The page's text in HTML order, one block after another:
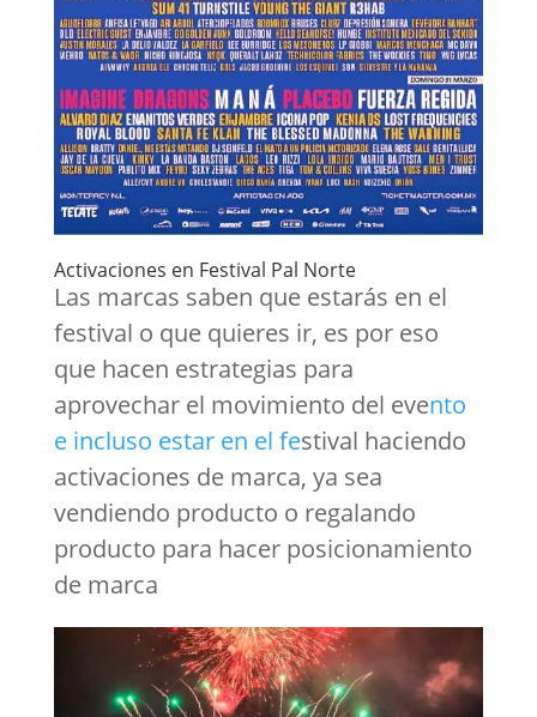
Activaciones en Festival Pal Norte
Las marcas saben que estarás en el
festival o que quieres ir, es por eso
que hacen estrategias para
aprovechar el movimiento del evento
e incluso estar en el festival haciendo
activaciones de marca, ya sea
vendiendo producto o regalando
producto para hacer posicionamiento
de marca